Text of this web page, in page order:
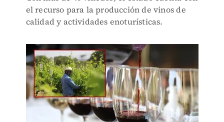
el recurso para la producción de vinos de
calidad y actividades enoturísticas.